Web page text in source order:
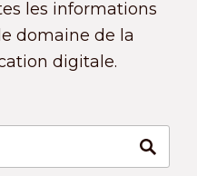
les informations
domaine de la
digitale.